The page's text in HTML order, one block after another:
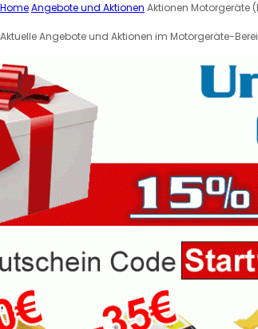
HomeAngebote und Aktionen Aktionen Motorgeräte
Aktuelle Angebote und Aktionen im Motorgeräte-